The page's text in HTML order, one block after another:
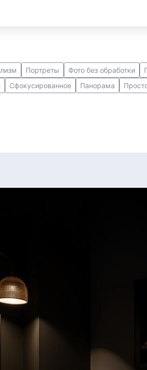
Портреты Фото без обработки
Сфокусированное Панорама